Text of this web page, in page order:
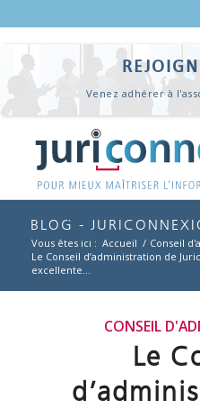
Venez adhérer à
BLOG -
Vous êtes ici : Accueil / Conseil
Le Conseil d’administration de
excellente...
CONSEIL
Le